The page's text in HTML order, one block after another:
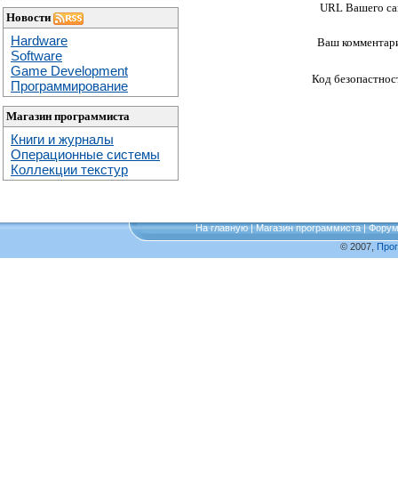
Новости
Hardware
Software
Game Development
Программирование
Магазин программиста
Книги и журналы
Операционные системы
Коллекции текстур
URL Вашего
Ваш
Код
На главную|Магазин программиста|Форум
© 2007,